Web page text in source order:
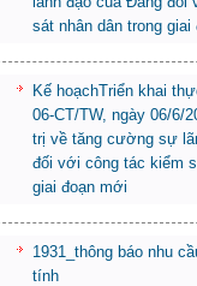
sát nhân dân trong giai
Kế hoạchTriển khai
06-CT/TW, ngày 06/6/
trị về tăng cường sự
đối với công tác kiểm
giai đoạn mới
1931_thông báo nhu
tính